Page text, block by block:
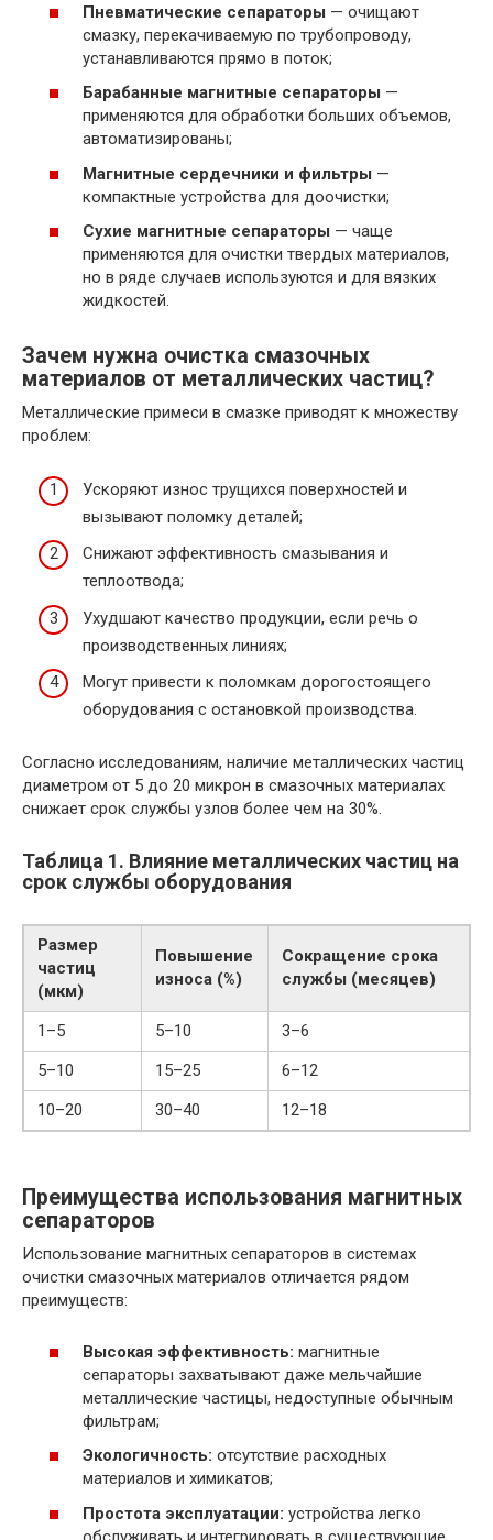
Пневматические сепараторы — очищают
смазку, перекачиваемую по трубопроводу,
устанавливаются прямо в поток;
Барабанные магнитные сепараторы —
применяются для обработки больших объемов,
автоматизированы;
Магнитные сердечники и фильтры —
компактные устройства для доочистки;
Сухие магнитные сепараторы — чаще
применяются для очистки твердых материалов,
но в ряде случаев используются и для вязких
жидкостей.
Зачем нужна очистка смазочных
материалов от металлических частиц?
Металлические примеси в смазке приводят к множеству
проблем:
Ускоряют износ трущихся поверхностей и
вызывают поломку деталей;
Снижают эффективность смазывания и
теплоотвода;
Ухудшают качество продукции, если речь о
производственных линиях;
Могут привести к поломкам дорогостоящего
оборудования с остановкой производства.
Согласно исследованиям, наличие металлических частиц
диаметром от 5 до 20 микрон в смазочных материалах
снижает срок службы узлов более чем на 30%.
Таблица 1. Влияние металлических частиц на
срок службы оборудования
Размер
частиц
(мкм)
Повышение
износа (%)
Сокращение срока
службы (месяцев)
1–5 5–10
3–6
5–10
15–25
6–12
10–20
30–40 12–18
Преимущества использования магнитных
сепараторов
Использование магнитных сепараторов в системах
очистки смазочных материалов отличается рядом
преимуществ:
Высокая эффективность: магнитные
сепараторы захватывают даже мельчайшие
металлические частицы, недоступные обычным
фильтрам;
Экологичность: отсутствие расходных
материалов и химикатов;
Простота эксплуатации: устройства легко